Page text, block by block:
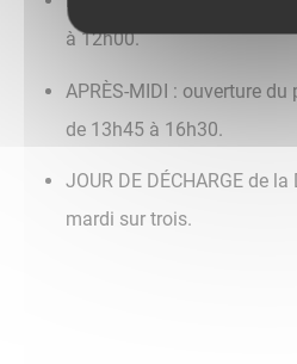
à 12h00.
APRÈS-MIDI : ouverture
de 13h45 à 16h30.
JOUR DE DÉCHARGE de
mardi sur trois.